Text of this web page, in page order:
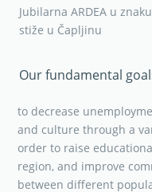
Jubilarna ARDEA u
stiže u Čapljinu
Our fundamental
to decrease
and culture through a
order to raise
region, and improve
between different